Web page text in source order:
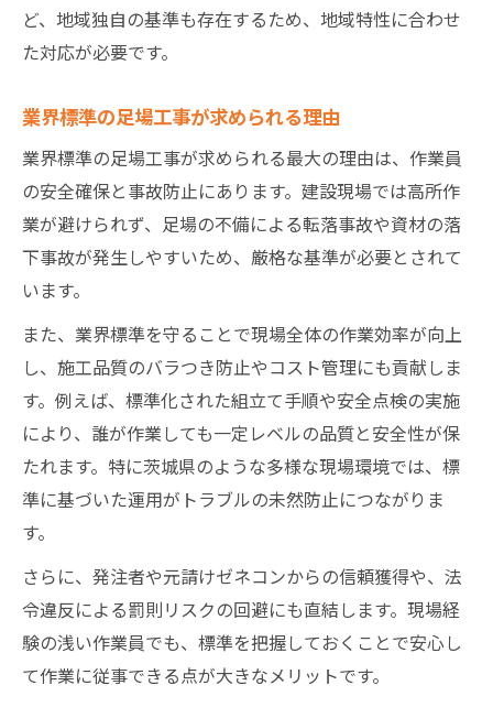
附帯工事と足場工事の違いを徹底解説
附帯工事と足場工事の定義と役割の違い
許可不要な足場工事と附帯工事の見分け方
足場仮設工事の業種区分と申請のポイント
附帯工事扱いになる足場工事の注意点
現場で役立つ土木工事施工管理基準ガイド
係
標準図集を活用した足場工事の品質向上策
現場管理で重要な足場工事の出来形管理法
足場工事施工管理の実務ポイント総まとめ
ど、地域独自の基準も存在するため、地域特性に合わせ
た対応が必要です。
業界標準の足場工事が求められる理由
業界標準の足場工事が求められる最大の理由は、作業員
の安全確保と事故防止にあります。建設現場では高所作
業が避けられず、足場の不備による転落事故や資材の落
下事故が発生しやすいため、厳格な基準が必要とされて
います。
また、業界標準を守ることで現場全体の作業効率が向上
し、施工品質のバラつき防止やコスト管理にも貢献しま
す。例えば、標準化された組立て手順や安全点検の実施
により、誰が作業しても一定レベルの品質と安全性が保
たれます。特に茨城県のような多様な現場環境では、標
準に基づいた運用がトラブルの未然防止につながりま
す。
さらに、発注者や元請けゼネコンからの信頼獲得や、法
令違反による罰則リスクの回避にも直結します。現場経
験の浅い作業員でも、標準を把握しておくことで安心し
て作業に従事できる点が大きなメリットです。